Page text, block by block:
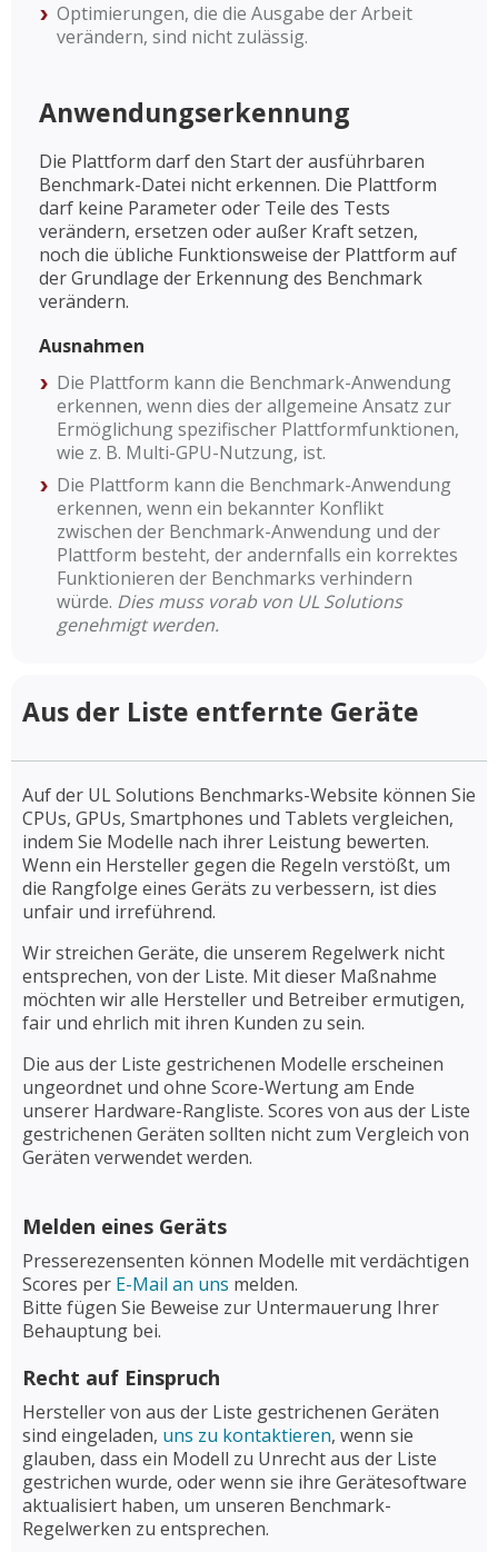
Optimierungen, die die Ausgabe der Arbeit
verändern, sind nicht zulässig.
Anwendungserkennung
Die Plattform darf den Start der ausführbaren
Benchmark-Datei nicht erkennen. Die Plattform
darf keine Parameter oder Teile des Tests
verändern, ersetzen oder außer Kraft setzen,
noch die übliche Funktionsweise der Plattform auf
der Grundlage der Erkennung des Benchmark
verändern.
Ausnahmen
Die Plattform kann die Benchmark-Anwendung
erkennen, wenn dies der allgemeine Ansatz zur
Ermöglichung spezifischer Plattformfunktionen,
wie z. B. Multi-GPU-Nutzung, ist.
Die Plattform kann die Benchmark-Anwendung
erkennen, wenn ein bekannter Konflikt
zwischen der Benchmark-Anwendung und der
Plattform besteht, der andernfalls ein korrektes
Funktionieren der Benchmarks verhindern
würde. Dies muss vorab von UL Solutions
genehmigt werden.
Aus der Liste entfernte Geräte
Auf der UL Solutions Benchmarks-Website können Sie
CPUs, GPUs, Smartphones und Tablets vergleichen,
indem Sie Modelle nach ihrer Leistung bewerten.
Wenn ein Hersteller gegen die Regeln verstößt, um
die Rangfolge eines Geräts zu verbessern, ist dies
unfair und irreführend.
Wir streichen Geräte, die unserem Regelwerk nicht
entsprechen, von der Liste. Mit dieser Maßnahme
möchten wir alle Hersteller und Betreiber ermutigen,
fair und ehrlich mit ihren Kunden zu sein.
Die aus der Liste gestrichenen Modelle erscheinen
ungeordnet und ohne Score-Wertung am Ende
unserer Hardware-Rangliste. Scores von aus der Liste
gestrichenen Geräten sollten nicht zum Vergleich von
Geräten verwendet werden.
Melden eines Geräts
Presserezensenten können Modelle mit verdächtigen
Scores per E-Mail an uns melden.
Bitte fügen Sie Beweise zur Untermauerung Ihrer
Behauptung bei.
Recht auf Einspruch
Hersteller von aus der Liste gestrichenen Geräten
sind eingeladen, uns zu kontaktieren, wenn sie
glauben, dass ein Modell zu Unrecht aus der Liste
gestrichen wurde, oder wenn sie ihre Gerätesoftware
aktualisiert haben, um unseren Benchmark-
Regelwerken zu entsprechen.